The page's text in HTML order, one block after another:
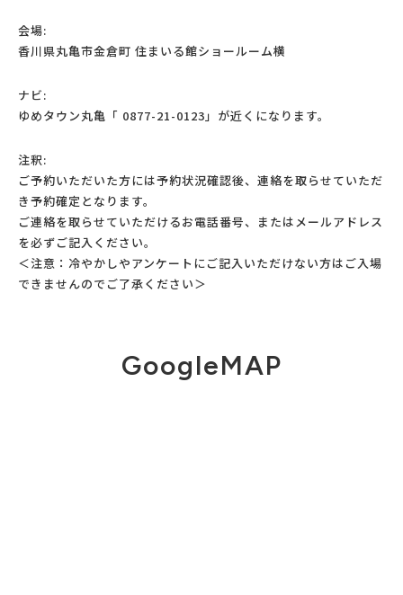
会場:
香川県丸亀市金倉町 住まいる館ショールーム横
ナビ:
ゆめタウン丸亀「 0877-21-0123」が近くになります。
注釈:
ご予約いただいた方には予約状況確認後、連絡を取らせていただ
き予約確定となります。
ご連絡を取らせていただけるお電話番号、またはメールアドレス
を必ずご記入ください。
＜注意：冷やかしやアンケートにご記入いただけない方はご入場
できませんのでご了承ください＞
GoogleMAP